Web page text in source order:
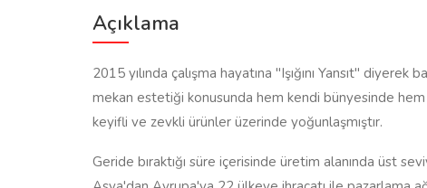
Açıklama
2015 yılında çalışma hayatına "Işığını Yansıt"
mekan estetiği konusunda hem kendi bünyesinde
keyifli ve zevkli ürünler üzerinde yoğunlaşmıştır.
Geride bıraktığı süre içerisinde üretim alanında üst